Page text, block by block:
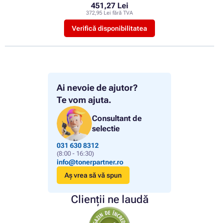
Ai nevoie de ajutor?
Te vom ajuta.
Consultant de
selectie
031 630 8312
(8:00 - 16:30)
info@tonerpartner.ro
Aș vrea să vă spun
Clienții ne laudă
451,27 Lei
372,95 Lei fără TVA
Verifică disponibilitatea